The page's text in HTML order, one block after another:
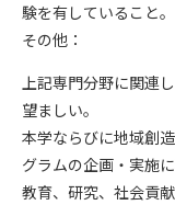
験を有していること。
その他：
上記専門分野に関連
望ましい。
本学ならびに地域創
グラムの企画・実施
教育、研究、社会貢